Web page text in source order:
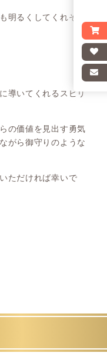
明るくしてくれそう
導いてくれるスピリ
の価値を見出す勇気
がら御守りのような
ただければ幸いで